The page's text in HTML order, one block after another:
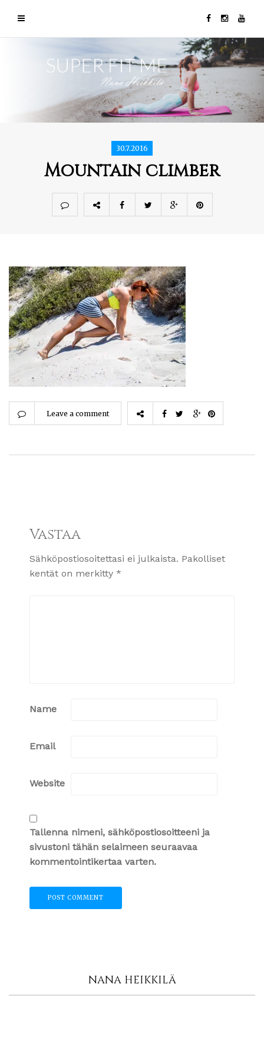
30.7.2016
Mountain climber
Leave a comment
Vastaa
Sähköpostiosoitettasi ei julkaista. Pakolliset
kentät on merkitty *
Name
Email
Website
Tallenna nimeni, sähköpostiosoitteeni ja
sivustoni tähän selaimeen seuraavaa
kommentointikertaa varten.
NANA HEIKKILÄ